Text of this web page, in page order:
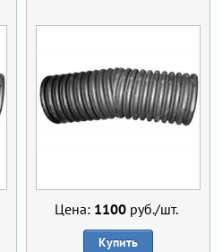
Цена: 1100руб./шт.
Купить